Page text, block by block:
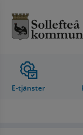
E-tjänster